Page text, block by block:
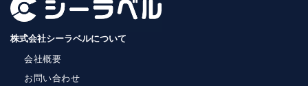
株式会社シーラベルについて
会社概要
お問い合わせ